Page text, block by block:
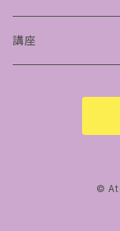
神聖幾何学フラーレン
講座
©